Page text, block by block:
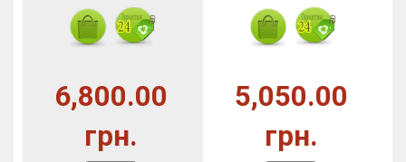
6,800.00
грн.
5,050.00
грн.